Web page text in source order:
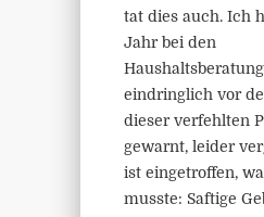
tat dies auch. Ich
Jahr bei den
eindringlich vor
dieser verfehlten
gewarnt, leider
ist eingetroffen,
musste: Saftige